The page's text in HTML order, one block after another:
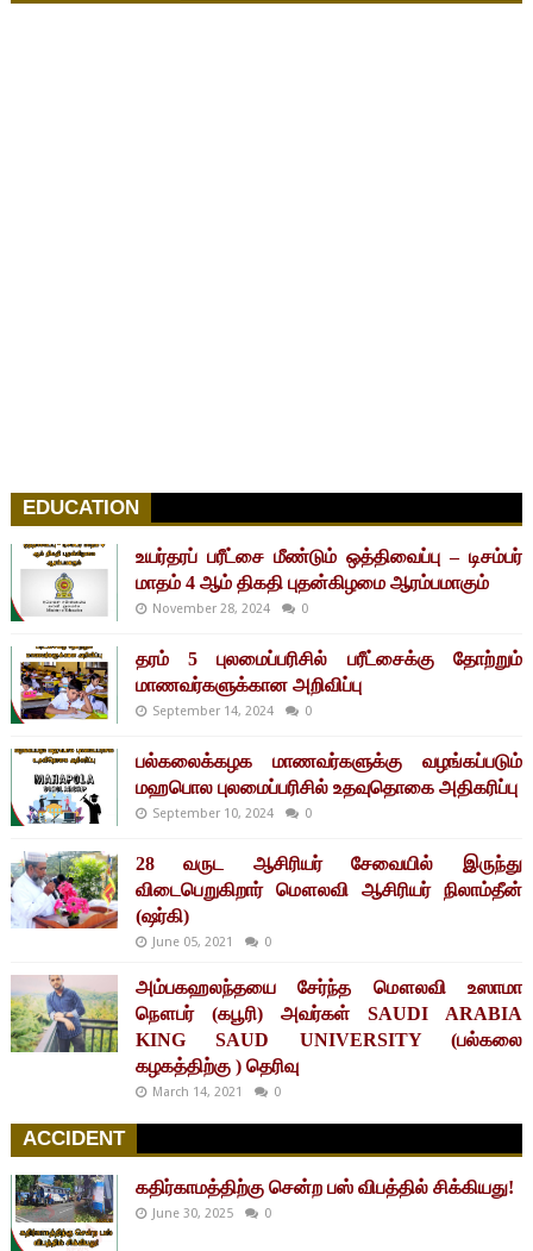
EDUCATION
உயர்தரப் பரீட்சை மீண்டும் ஒத்திவைப்பு – டிசம்பர்
மாதம் 4 ஆம் திகதி புதன்கிழமை ஆரம்பமாகும்
November 28, 2024 0
தரம் 5 புலமைப்பரிசில் பரீட்சைக்கு தோற்றும்
மாணவர்களுக்கான அறிவிப்பு
September 14, 2024 0
பல்கலைக்கழக மாணவர்களுக்கு வழங்கப்படும்
மஹபொல புலமைப்பரிசில் உதவுதொகை அதிகரிப்பு
September 10, 2024 0
28 வருட ஆசிரியர் சேவையில் இருந்து
விடைபெறுகிறார் மௌலவி ஆசிரியர் நிலாம்தீன்
(ஷர்கி)
June 05, 2021 0
அம்பகஹலந்தயை சேர்ந்த மௌலவி உஸாமா
நௌபர் (கபூரி) அவர்கள் SAUDI ARABIA
KING SAUD UNIVERSITY (பல்கலை
கழகத்திற்கு ) தெரிவு
March 14, 2021 0
ACCIDENT
கதிர்காமத்திற்கு சென்ற பஸ் விபத்தில் சிக்கியது!
June 30, 2025 0